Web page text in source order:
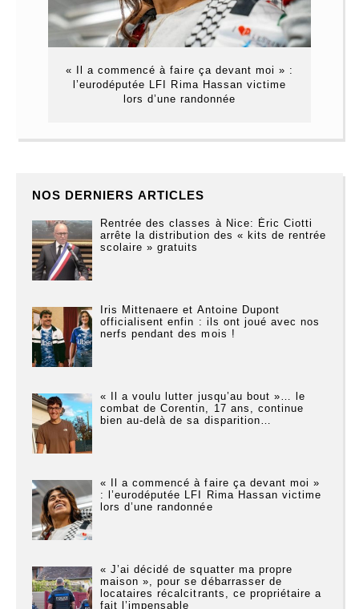
« Il a commencé à faire ça devant moi » :
l’eurodéputée LFI Rima Hassan victime
lors d’une randonnée
NOS DERNIERS ARTICLES
Rentrée des classes à Nice: Éric Ciotti
arrête la distribution des « kits de rentrée
scolaire » gratuits
Iris Mittenaere et Antoine Dupont
officialisent enfin : ils ont joué avec nos
nerfs pendant des mois !
« Il a voulu lutter jusqu’au bout »… le
combat de Corentin, 17 ans, continue
bien au-delà de sa disparition…
« Il a commencé à faire ça devant moi »
: l’eurodéputée LFI Rima Hassan victime
lors d’une randonnée
« J’ai décidé de squatter ma propre
maison », pour se débarrasser de
locataires récalcitrants, ce propriétaire a
fait l’impensable